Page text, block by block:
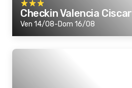
Checkin Valencia Ciscar
Ven 14/08-Dom 16/08